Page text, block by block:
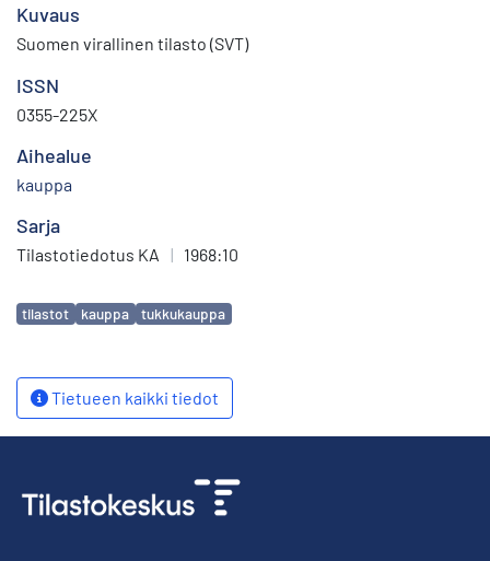
Kuvaus
Suomen virallinen tilasto (SVT)
ISSN
0355-225X
Aihealue
kauppa
Sarja
Tilastotiedotus KA | 1968:10
Avainsanat
tilastot kauppa tukkukauppa
Tietueen kaikki tiedot